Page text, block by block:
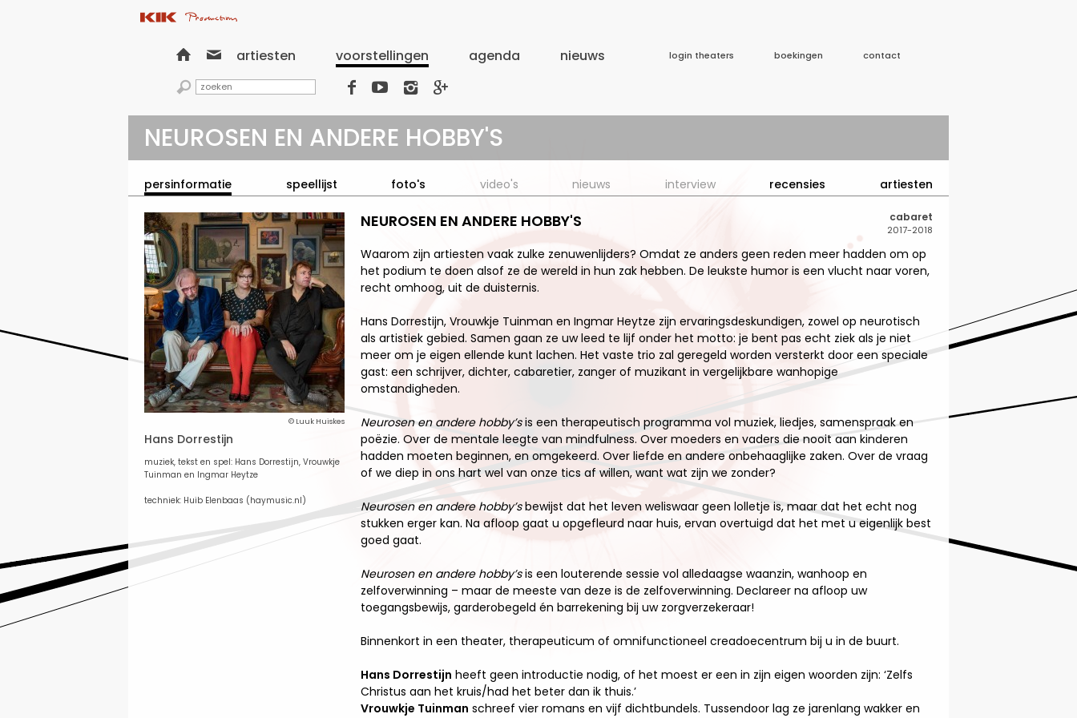
  artiesten voorstellingen agenda nieuws login theaters boekingen contact
    
NEUROSEN EN ANDERE HOBBY'S
persinformatie speellijst foto's video's nieuws interview recensies artiesten
© Luuk Huiskes
Hans Dorrestijn
muziek, tekst en spel: Hans Dorrestijn, Vrouwkje
Tuinman en Ingmar Heytze
techniek: Huib Elenbaas (haymusic.nl)
cabaret
2017-2018
NEUROSEN EN ANDERE HOBBY'S
Waarom zijn artiesten vaak zulke zenuwenlijders? Omdat ze anders geen reden meer hadden om op
het podium te doen alsof ze de wereld in hun zak hebben. De leukste humor is een vlucht naar voren,
recht omhoog, uit de duisternis.
Hans Dorrestijn, Vrouwkje Tuinman en Ingmar Heytze zijn ervaringsdeskundigen, zowel op neurotisch
als artistiek gebied. Samen gaan ze uw leed te lijf onder het motto: je bent pas echt ziek als je niet
meer om je eigen ellende kunt lachen. Het vaste trio zal geregeld worden versterkt door een speciale
gast: een schrijver, dichter, cabaretier, zanger of muzikant in vergelijkbare wanhopige
omstandigheden.
Neurosen en andere hobby’sis een therapeutisch programma vol muziek, liedjes, samenspraak en
poëzie. Over de mentale leegte van mindfulness. Over moeders en vaders die nooit aan kinderen
hadden moeten beginnen, en omgekeerd. Over liefde en andere onbehaaglijke zaken. Over de vraag
of we diep in ons hart wel van onze tics af willen, want wat zijn we zonder?
Neurosen en andere hobby’sbewijst dat het leven weliswaar geen lolletje is, maar dat het echt nog
stukken erger kan. Na afloop gaat u opgefleurd naar huis, ervan overtuigd dat het met u eigenlijk best
goed gaat.
Neurosen en andere hobby’sis een louterende sessie vol alledaagse waanzin, wanhoop en
zelfoverwinning – maar de meeste van deze is de zelfoverwinning. Declareer na afloop uw
toegangsbewijs, garderobegeld én barrekening bij uw zorgverzekeraar!
Binnenkort in een theater, therapeuticum of omnifunctioneel creadoecentrum bij u in de buurt.
Hans Dorrestijn heeft geen introductie nodig, of het moest er een in zijn eigen woorden zijn: ‘Zelfs
Christus aan het kruis/had het beter dan ik thuis.’
Vrouwkje Tuinman schreef vier romans en vijf dichtbundels. Tussendoor lag ze jarenlang wakker en